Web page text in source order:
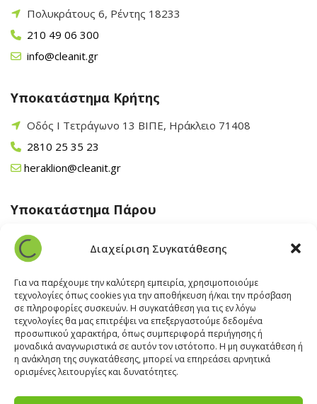
Διαχείριση Συγκατάθεσης
Για να παρέχουμε την καλύτερη εμπειρία, χρησιμοποιούμε
τεχνολογίες όπως cookies για την αποθήκευση ή/και την πρόσβαση
σε πληροφορίες συσκευών. Η συγκατάθεση για τις εν λόγω
τεχνολογίες θα μας επιτρέψει να επεξεργαστούμε δεδομένα
προσωπικού χαρακτήρα, όπως συμπεριφορά περιήγησης ή
μοναδικά αναγνωριστικά σε αυτόν τον ιστότοπο. Η μη συγκατάθεση ή
η ανάκληση της συγκατάθεσης, μπορεί να επηρεάσει αρνητικά
ορισμένες λειτουργίες και δυνατότητες.
Πολυκράτους 6, Ρέντης 18233
210 49 06 300
info@cleanit.gr
Υποκατάστημα Κρήτης
Οδός Ι Τετράγωνο 13 ΒΙΠΕ, Ηράκλειο 71408
2810 25 35 23
heraklion@cleanit.gr
Υποκατάστημα Πάρου
Άγιος Βλάσης Αρχίλοχος, Πάρος 84400
22840 43 163
paros@cleanit.gr
Υποκατάστημα Σαντορίνης
Έξω Γωνία, Σαντορίνη847 00
22860 22322